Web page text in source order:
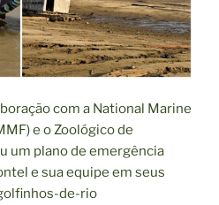
com a National Marine
e o Zoológico de
um plano de emergência
e sua equipe em seus
de-rio